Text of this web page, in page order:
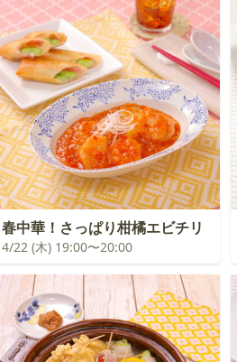
春中華！さっぱり柑橘エビチリ
4/22 (木) 19:00〜20:00